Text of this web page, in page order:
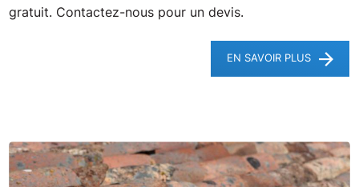
gratuit. Contactez-nous pour un devis.
EN SAVOIR PLUS